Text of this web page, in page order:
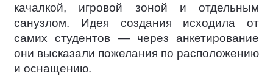
качалкой, игровой зоной и отдельным
санузлом. Идея создания исходила от
самих студентов — через анкетирование
они высказали пожелания по расположению
и оснащению.